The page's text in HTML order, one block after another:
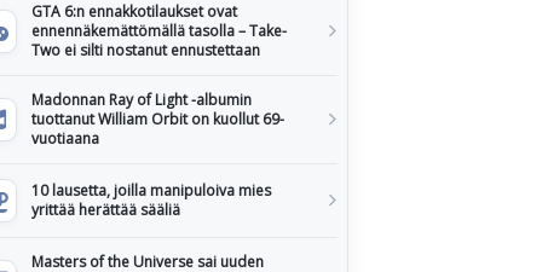
GTA 6:n ennakkotilaukset ovat
ennennäkemättömällä tasolla – Take-
Two ei silti nostanut ennustettaan
Madonnan Ray of Light -albumin
tuottanut William Orbit on kuollut 69-
vuotiaana
10 lausetta, joilla manipuloiva mies
yrittää herättää sääliä
Masters of the Universe sai uuden